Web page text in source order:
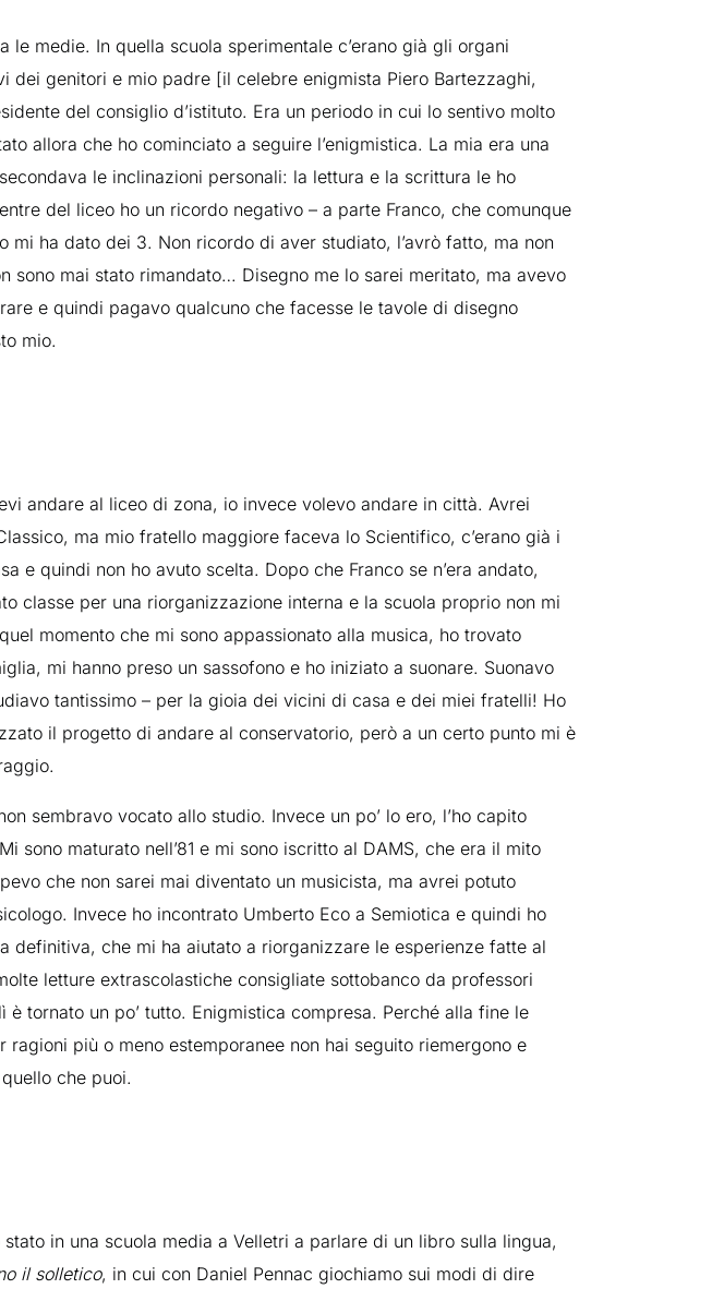
le medie. In quella scuola sperimentale c’erano già gli organi
dei genitori e mio padre [il celebre enigmista Piero Bartezzaghi,
del consiglio d’istituto. Era un periodo in cui lo sentivo molto
allora che ho cominciato a seguire l’enigmistica. La mia era una
le inclinazioni personali: la lettura e la scrittura le ho
del liceo ho un ricordo negativo – a parte Franco, che comunque
mi ha dato dei 3. Non ricordo di aver studiato, l’avrò fatto, ma non
sono mai stato rimandato… Disegno me lo sarei meritato, ma avevo
e quindi pagavo qualcuno che facesse le tavole di disegno
mio.
andare al liceo di zona, io invece volevo andare in città. Avrei
ma mio fratello maggiore faceva lo Scientifico, c’erano già i
e quindi non ho avuto scelta. Dopo che Franco se n’era andato,
classe per una riorganizzazione interna e la scuola proprio non mi
momento che mi sono appassionato alla musica, ho trovato
mi hanno preso un sassofono e ho iniziato a suonare. Suonavo
tantissimo – per la gioia dei vicini di casa e dei miei fratelli! Ho
il progetto di andare al conservatorio, però a un certo punto mi è
sembravo vocato allo studio. Invece un po’ lo ero, l’ho capito
sono maturato nell’81 e mi sono iscritto al DAMS, che era il mito
che non sarei mai diventato un musicista, ma avrei potuto
Invece ho incontrato Umberto Eco a Semiotica e quindi ho
definitiva, che mi ha aiutato a riorganizzare le esperienze fatte al
letture extrascolastiche consigliate sottobanco da professori
è tornato un po’ tutto. Enigmistica compresa. Perché alla fine le
ragioni più o meno estemporanee non hai seguito riemergono e
che puoi.
stato in una scuola media a Velletri a parlare di un libro sulla lingua,
il solletico, in cui con Daniel Pennac giochiamo sui modi di dire